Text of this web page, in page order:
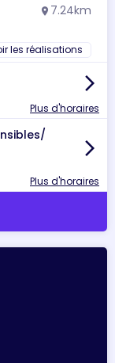
location_on 7.24km
les réalisations
arrow_forward_ios
Plus d'horaires
arrow_forward_ios
Plus d'horaires